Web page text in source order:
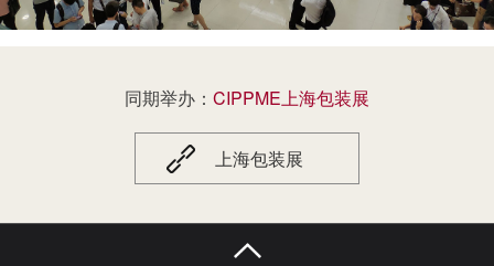
国内外采购商提供一站式的消费品包装贸易、采
办，650+包装品牌参展商，60000+消费品品牌
商、生产制造厂家、加工厂家、OEM/ODM/OBM
厂家及消费品行业代理商、批发商、分销商、零
售商等一起见证CGPF上海国际消费品包装展览会
的包装解决方案在这里交流和碰撞，书写着全国
同期举办： CIPPME上海包装展
上海包装展